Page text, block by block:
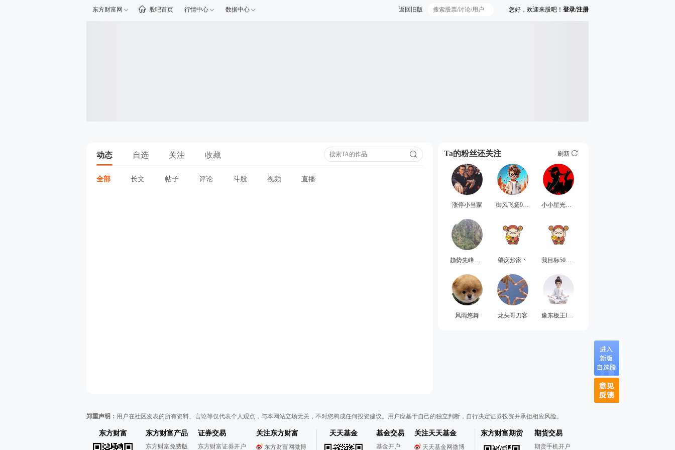
东方财富网 股吧首页 行情中心 数据中心 您好，欢迎来股吧！ 登录/注册
返回旧版
动态 自选 关注 收藏
全部 长文 帖子 评论 斗股 视频 直播
Ta的粉丝还关注 刷新
涨停小当家 御风飞扬9752 小小星光呀aaaaaa
趋势先峰肖战 肇庆炒家丶 我目标50万2026
风雨悠舞 龙头哥刀客 豫东板王l齐哥
郑重声明： 用户在社区发表的所有资料、言论等仅代表个人观点，与本网站立场无关，不对您构成任何投资建议。用户应基于自己的独立判断，自行决定证券投资并承担相应风险。
东方财富 东方财富产品
东方财富免费版
证券交易
东方财富证券开户
关注东方财富
东方财富网微博
天天基金 基金交易
基金开户
关注天天基金
天天基金网微博
东方财富期货 期货交易
期货手机开户